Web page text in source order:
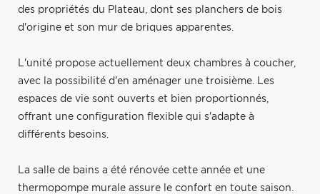
des propriétés du Plateau, dont ses planchers de bois
d'origine et son mur de briques apparentes.
L'unité propose actuellement deux chambres à coucher,
avec la possibilité d'en aménager une troisième. Les
espaces de vie sont ouverts et bien proportionnés,
offrant une configuration flexible qui s'adapte à
différents besoins.
La salle de bains a été rénovée cette année et une
thermopompe murale assure le confort en toute saison.